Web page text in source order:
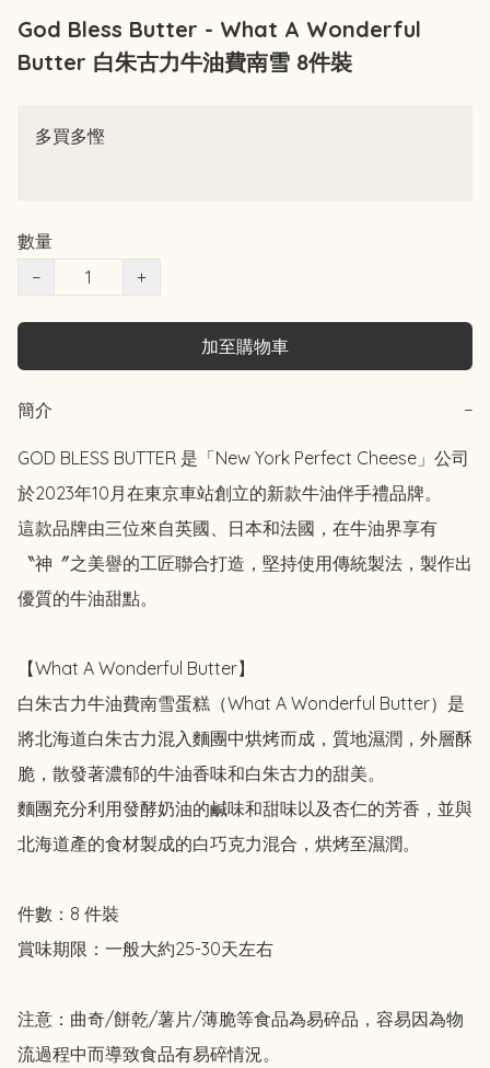
God Bless Butter - What A Wonderful
Butter 白朱古力牛油費南雪 8件裝
多買多慳
數量
−
+
加至購物車
簡介 −
GOD BLESS BUTTER 是「New York Perfect Cheese」公司
於2023年10月在東京車站創立的新款牛油伴手禮品牌。
這款品牌由三位來自英國、日本和法國，在牛油界享有
〝神〞之美譽的工匠聯合打造，堅持使用傳統製法，製作出
優質的牛油甜點。
【What A Wonderful Butter】
白朱古力牛油費南雪蛋糕（What A Wonderful Butter）是
將北海道白朱古力混入麵團中烘烤而成，質地濕潤，外層酥
脆，散發著濃郁的牛油香味和白朱古力的甜美。
麵團充分利用發酵奶油的鹹味和甜味以及杏仁的芳香，並與
北海道產的食材製成的白巧克力混合，烘烤至濕潤。
件數：8 件裝
賞味期限：一般大約25-30天左右
注意：曲奇/餅乾/薯片/薄脆等食品為易碎品，容易因為物
流過程中而導致食品有易碎情況。